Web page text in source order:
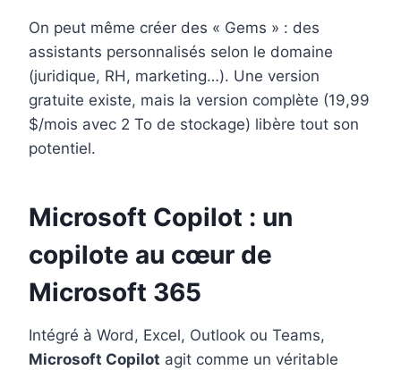
On peut même créer des « Gems » : des
assistants personnalisés selon le domaine
(juridique, RH, marketing…). Une version
gratuite existe, mais la version complète (19,99
$/mois avec 2 To de stockage) libère tout son
potentiel.
Microsoft Copilot : un
copilote au cœur de
Microsoft 365
Intégré à Word, Excel, Outlook ou Teams,
Microsoft Copilot agit comme un véritable